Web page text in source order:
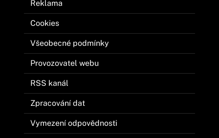
Reklama
Cookies
Všeobecné podmínky
Provozovatel webu
RSS kanál
Zpracování dat
Vymezení odpovědnosti